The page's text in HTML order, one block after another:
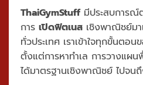
ThaiGymStuffมีประสบการณ์
การ เปิดฟิตเนส เชิงพาณิชย์ม
ทั่วประเทศ เราเข้าใจทุกขั้นตอน
ตั้งแต่การหาทำเล การวางแผ
ได้มาตรฐานเชิงพาณิชย์ ไปจน